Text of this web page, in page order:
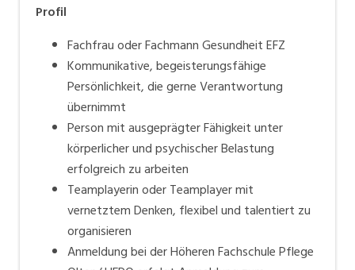
Profil
Fachfrau oder Fachmann Gesundheit EFZ
Kommunikative, begeisterungsfähige
Persönlichkeit, die gerne Verantwortung
übernimmt
Person mit ausgeprägter Fähigkeit unter
körperlicher und psychischer Belastung
erfolgreich zu arbeiten
Teamplayerin oder Teamplayer mit
vernetztem Denken, flexibel und talentiert zu
organisieren
Anmeldung bei der Höheren Fachschule Pflege